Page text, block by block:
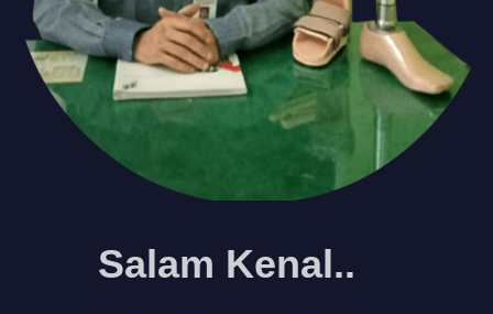
Salam Kenal..